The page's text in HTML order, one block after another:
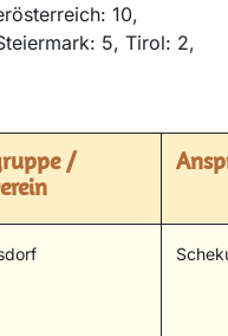
10,
5, Tirol: 2,
/